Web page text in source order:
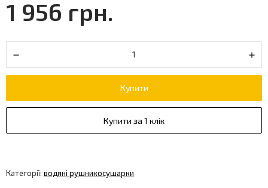
1 956 грн.
Купити
Купити за 1 клік
Категорії: водяні рушникосушарки